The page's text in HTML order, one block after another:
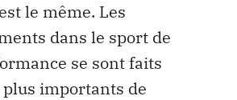
le même. Les
dans le sport de
se sont faits
plus importants de